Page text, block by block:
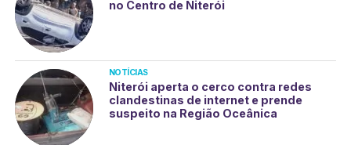
no Centro de Niterói
NOTÍCIAS
Niterói aperta o cerco contra redes
clandestinas de internet e prende
suspeito na Região Oceânica